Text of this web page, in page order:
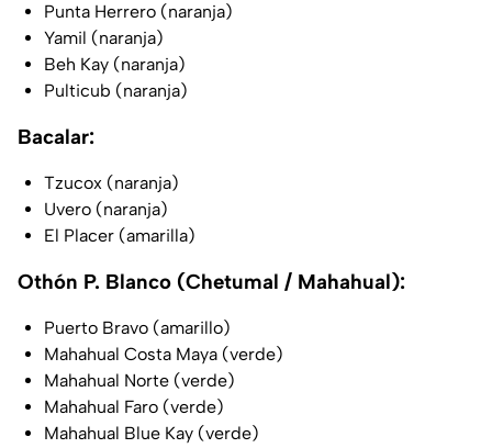
Punta Herrero (naranja)
Yamil (naranja)
Beh Kay (naranja)
Pulticub (naranja)
Bacalar:
Tzucox (naranja)
Uvero (naranja)
El Placer (amarilla)
Othón P. Blanco (Chetumal / Mahahual):
Puerto Bravo (amarillo)
Mahahual Costa Maya (verde)
Mahahual Norte (verde)
Mahahual Faro (verde)
Mahahual Blue Kay (verde)